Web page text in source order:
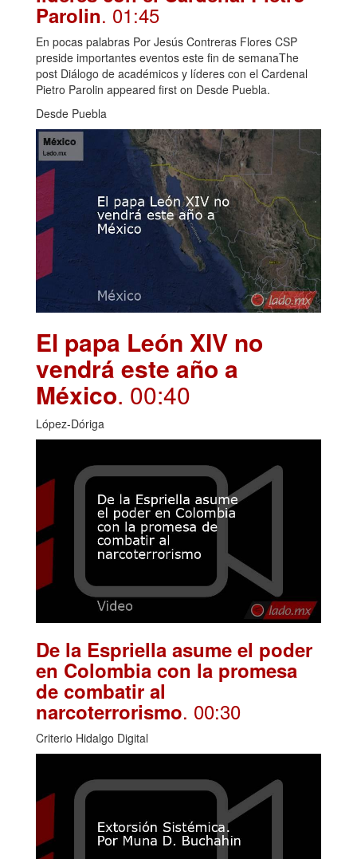
Parolin. 01:45
En pocas palabras Por Jesús Contreras Flores CSP
preside importantes eventos este fin de semanaThe
post Diálogo de académicos y líderes con el Cardenal
Pietro Parolin appeared first on Desde Puebla.
Desde Puebla
El papa León XIV no
vendrá este año a
México. 00:40
López-Dóriga
De la Espriella asume el poder
en Colombia con la promesa
de combatir al
narcoterrorismo. 00:30
Criterio Hidalgo Digital